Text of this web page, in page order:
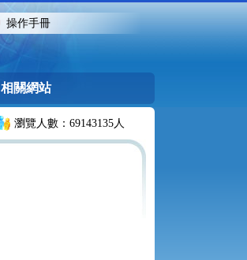
操作手冊
相關網站
瀏覽人數：69143135人